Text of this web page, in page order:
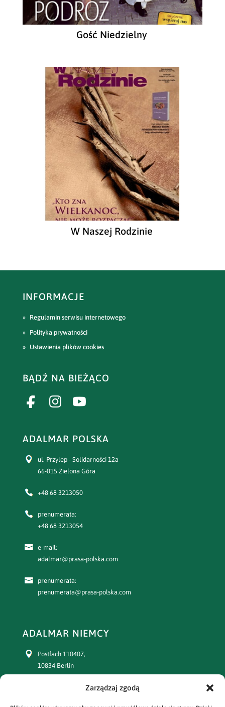
Zarządzaj zgodą
Gość Niedzielny
W Naszej Rodzinie
INFORMACJE
Regulamin serwisu internetowego
Polityka prywatności
Ustawienia plików cookies
BĄDŹ NA BIEŻĄCO
ADALMAR POLSKA
ul. Przylep - Solidarności 12a
66-015 Zielona Góra
+48 68 3213050
prenumerata:
+48 68 3213054
e-mail:
adalmar@prasa-polska.com
prenumerata:
prenumerata@prasa-polska.com
ADALMAR NIEMCY
Postfach 110407,
10834 Berlin
+49 30 77391863